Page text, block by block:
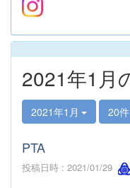
2021年1月
2021年1月 20件
PTA
投稿日時 : 2021/01/29